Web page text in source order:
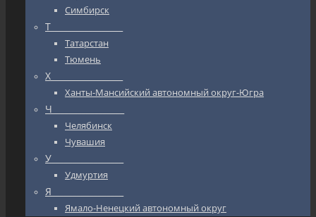
Симбирск
Т_________________
Татарстан
Тюмень
Х_________________
Ханты-Мансийский автономный округ-Югра
Ч_________________
Челябинск
Чувашия
У_________________
Удмуртия
Я_________________
Ямало-Ненецкий автономный округ